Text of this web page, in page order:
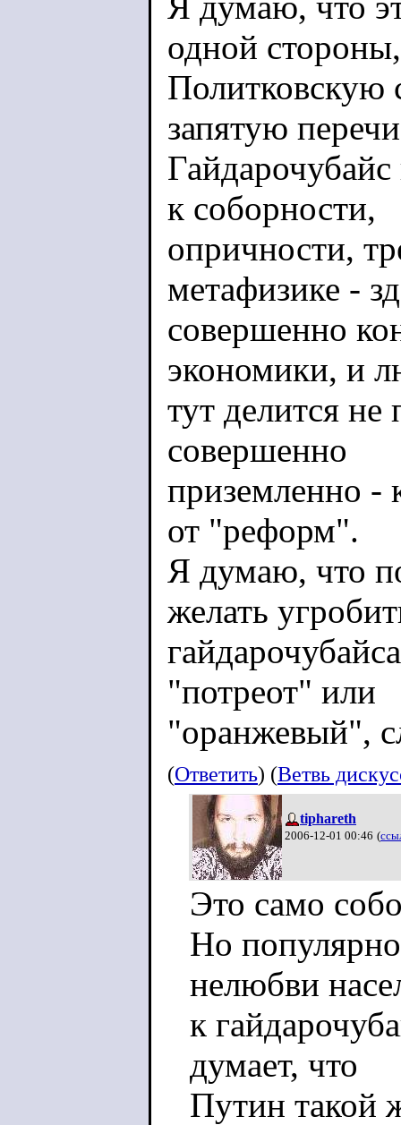
одной
Политковскую
запятую
к соборности,
опричности,
метафизике -
совершенно
экономики, и
тут делится
совершенно
приземленно -
от "реформ".
Я думаю, что
желать
"потреот" или
"оранжевый",
(Ответить) (Ветвь
tiphareth
2006-12-01 00:46 (
Это само
Но
нелюбви
к
думает, что
Путин такой